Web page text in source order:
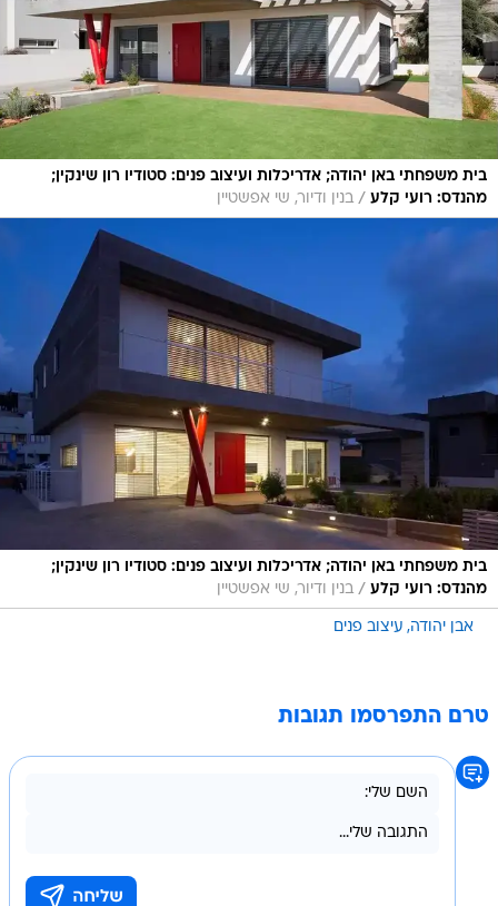
בית משפחתי באן יהודה; אדריכלות ועיצוב פנים: סטודיו רון שינקין;
מהנדס: רועי קלע / בנין ודיור, שי אפשטיין
בית משפחתי באן יהודה; אדריכלות ועיצוב פנים: סטודיו רון שינקין;
מהנדס: רועי קלע / בנין ודיור, שי אפשטיין
אבן יהודה עיצוב פנים
טרם התפרסמו תגובות